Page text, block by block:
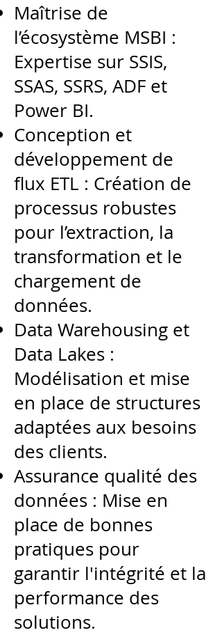
Maîtrise de
l’écosystème MSBI :
Expertise sur SSIS,
SSAS, SSRS, ADF et
Power BI.
Conception et
développement de
flux ETL : Création de
processus robustes
pour l’extraction, la
transformation et le
chargement de
données.
Data Warehousing et
Data Lakes :
Modélisation et mise
en place de structures
adaptées aux besoins
des clients.
Assurance qualité des
données : Mise en
place de bonnes
pratiques pour
garantir l'intégrité et la
performance des
solutions.